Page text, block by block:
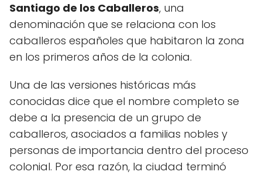
Santiago de los Caballeros, una
denominación que se relaciona con los
caballeros españoles que habitaron la zona
en los primeros años de la colonia.
Una de las versiones históricas más
conocidas dice que el nombre completo se
debe a la presencia de un grupo de
caballeros, asociados a familias nobles y
personas de importancia dentro del proceso
colonial. Por esa razón, la ciudad terminó